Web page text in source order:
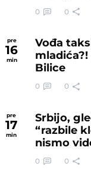
0 0
pre
16
min
Vođa
Bilice
0 0
pre
17
min
Srbijo,
“razbile
nismo
0 0